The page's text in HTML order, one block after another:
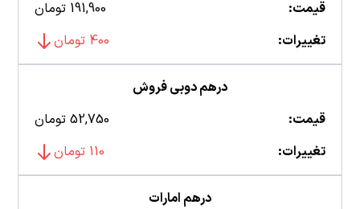
قیمت:
191,900 تومان
تغییرات:
400 تومان
درهم دوبی فروش
قیمت:
52,750 تومان
تغییرات:
110 تومان
درهم امارات